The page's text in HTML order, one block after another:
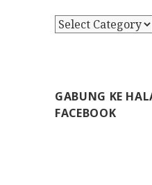
K
g
o
GABUNG KE
FACEBOOK